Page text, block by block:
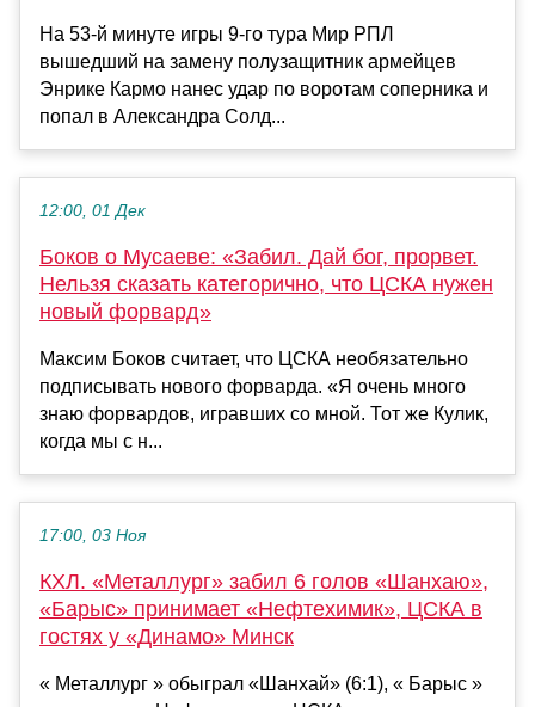
На 53-й минуте игры 9-го тура Мир РПЛ
вышедший на замену полузащитник армейцев
Энрике Кармо нанес удар по воротам соперника и
попал в Александра Солд...
12:00, 01 Дек
Боков о Мусаеве: «Забил. Дай бог, прорвет.
Нельзя сказать категорично, что ЦСКА нужен
новый форвард»
Максим Боков считает, что ЦСКА необязательно
подписывать нового форварда. «Я очень много
знаю форвардов, игравших со мной. Тот же Кулик,
когда мы с н...
17:00, 03 Ноя
КХЛ. «Металлург» забил 6 голов «Шанхаю»,
«Барыс» принимает «Нефтехимик», ЦСКА в
гостях у «Динамо» Минск
« Металлург » обыграл «Шанхай» (6:1), « Барыс »